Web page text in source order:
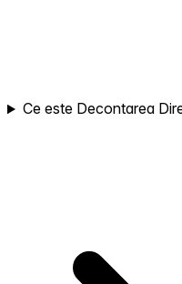
Ce este Decontarea